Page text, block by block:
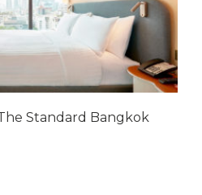
Standard Bangkok